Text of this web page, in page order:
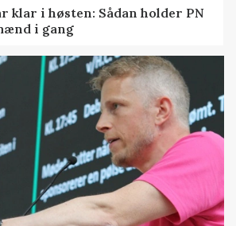
klar i høsten: Sådan holder PN
i gang